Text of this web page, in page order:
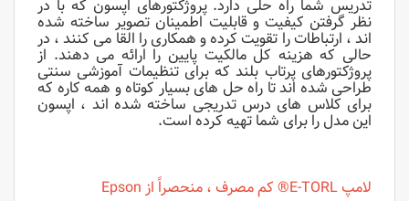
تدریس شما راه حلی دارد. پروژکتورهای اپسون که با در
نظر گرفتن کیفیت و قابلیت اطمینان تصویر ساخته شده
اند ، ارتباطات را تقویت کرده و همکاری را القا می کنند ، در
حالی که هزینه کل مالکیت پایین را ارائه می دهند. از
پروژکتورهای پرتاب بلند که برای تنظیمات آموزشی سنتی
طراحی شده اند تا راه حل های بسیار کوتاه و همه کاره که
برای کلاس های درس تدریجی ساخته شده اند ، اپسون
این مدل را برای شما تهیه کرده است.
لامپ E-TORL® کم مصرف ، منحصراً از Epson